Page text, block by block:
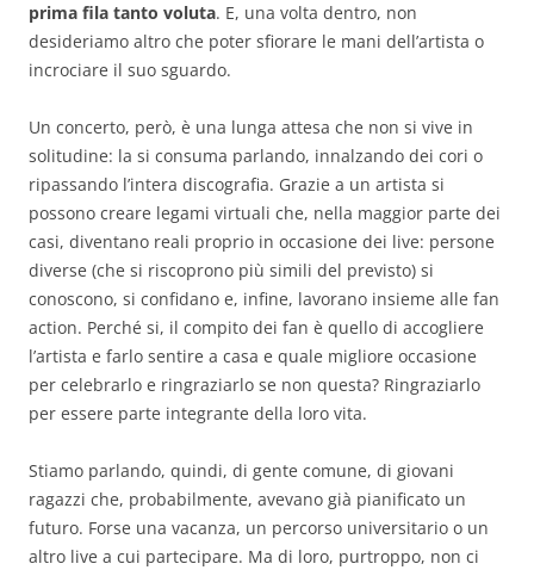
prima fila tanto voluta. E, una volta dentro, non
desideriamo altro che poter sfiorare le mani dell’artista o
incrociare il suo sguardo.
Un concerto, però, è una lunga attesa che non si vive in
solitudine: la si consuma parlando, innalzando dei cori o
ripassando l’intera discografia. Grazie a un artista si
possono creare legami virtuali che, nella maggior parte dei
casi, diventano reali proprio in occasione dei live: persone
diverse (che si riscoprono più simili del previsto) si
conoscono, si confidano e, infine, lavorano insieme alle fan
action. Perché si, il compito dei fan è quello di accogliere
l’artista e farlo sentire a casa e quale migliore occasione
per celebrarlo e ringraziarlo se non questa? Ringraziarlo
per essere parte integrante della loro vita.
Stiamo parlando, quindi, di gente comune, di giovani
ragazzi che, probabilmente, avevano già pianificato un
futuro. Forse una vacanza, un percorso universitario o un
altro live a cui partecipare. Ma di loro, purtroppo, non ci